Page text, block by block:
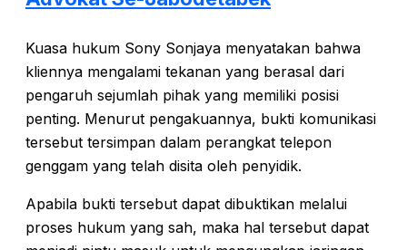
Kuasa hukum Sony Sonjaya menyatakan bahwa
kliennya mengalami tekanan yang berasal dari
pengaruh sejumlah pihak yang memiliki posisi
penting. Menurut pengakuannya, bukti komunikasi
tersebut tersimpan dalam perangkat telepon
genggam yang telah disita oleh penyidik.
Apabila bukti tersebut dapat dibuktikan melalui
proses hukum yang sah, maka hal tersebut dapat